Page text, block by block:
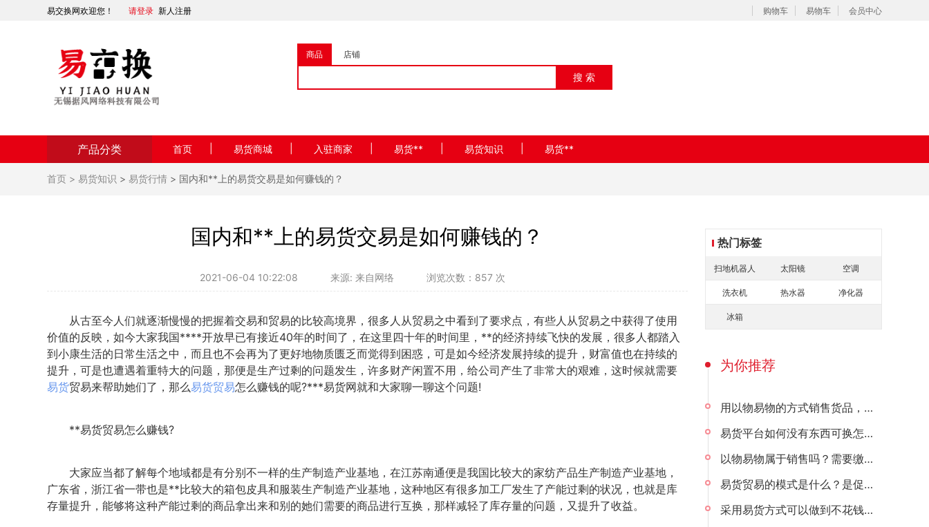
易交换网欢迎您！ 请登录 新人注册 购物车 易物车 会员中心
商品 店铺
搜 索
产品分类 首页 易货商城 入驻商家 易货** 易货知识 易货**
首页 > 易货知识 > 易货行情 > 国内和**上的易货交易是如何赚钱的？
国内和**上的易货交易是如何赚钱的？
2021-06-04 10:22:08 来源: 来自网络 浏览次数：857 次
从古至今人们就逐渐慢慢的把握着交易和贸易的比较高境界，很多人从贸易之中看到了要求点，有些人从贸易之中获得了使用
价值的反映，如今大家我国****开放早已有接近40年的时间了，在这里四十年的时间里，**的经济持续飞快的发展，很多人都踏入
到小康生活的日常生活之中，而且也不会再为了更好地物质匮乏而觉得到困惑，可是如今经济发展持续的提升，财富值也在持续的
提升，可是也遭遇着重特大的问题，那便是生产过剩的问题发生，许多财产闲置不用，给公司产生了非常大的艰难，这时候就需要
易货贸易来帮助她们了，那么易货贸易怎么赚钱的呢?***易货网就和大家聊一聊这个问题!
**易货贸易怎么赚钱?
大家应当都了解每个地域都是有分别不一样的生产制造产业基地，在江苏南通便是我国比较大的家纺产品生产制造产业基地，
广东省，浙江省一带也是**比较大的箱包皮具和服装生产制造产业基地，这种地区有很多加工厂发生了产能过剩的状况，也就是库
存量提升，能够将这种产能过剩的商品拿出来和别的她们需要的商品进行互换，那样减轻了库存量的问题，又提升了收益。
热门标签
扫地机器人 太阳镜 空调
洗衣机 热水器 净化器
冰箱
为你推荐
用以物易物的方式销售货品，应该选择什么平台？
易货平台如何没有东西可换怎么办？
以物易物属于销售吗？需要缴纳增值税吗？
易货贸易的模式是什么？是促进**贸易的重要性因素？
采用易货方式可以做到不花钱既能让企业活过来？